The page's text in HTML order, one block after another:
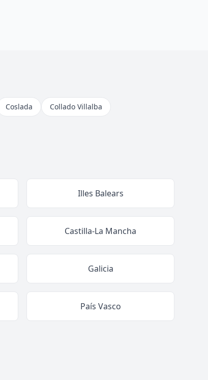
Coslada
Collado Villalba
Illes Balears
Castilla-La Mancha
Galicia
País Vasco